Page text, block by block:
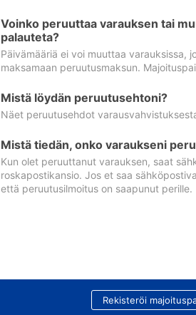
Voinko peruuttaa varauksen tai
palauteta?
Päivämääriä ei voi muuttaa varauksissa,
maksamaan peruutusmaksun.
Mistä löydän peruutusehtoni?
Näet peruutusehdot
Mistä tiedän, onko varaukseni
Kun olet peruuttanut varauksen, saat
roskapostikansio. Jos et saa
että peruutusilmoitus on saapunut perille.
Rekisteröi